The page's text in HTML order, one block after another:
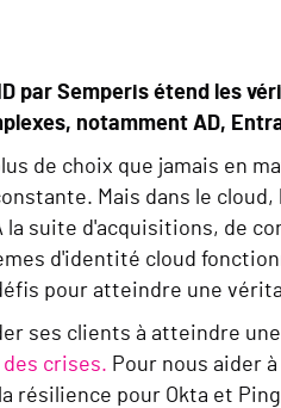
par Semperis étend les
notamment AD,
de choix que jamais en
Mais dans le
la suite d'acquisitions, de
d'identité cloud
pour atteindre une
ses clients à atteindre
des crises. Pour nous aider
résilience pour Okta et